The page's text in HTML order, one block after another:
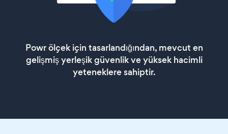
Powr ölçek için tasarlandığından, mevcut en
gelişmiş yerleşik güvenlik ve yüksek hacimli
yeteneklere sahiptir.